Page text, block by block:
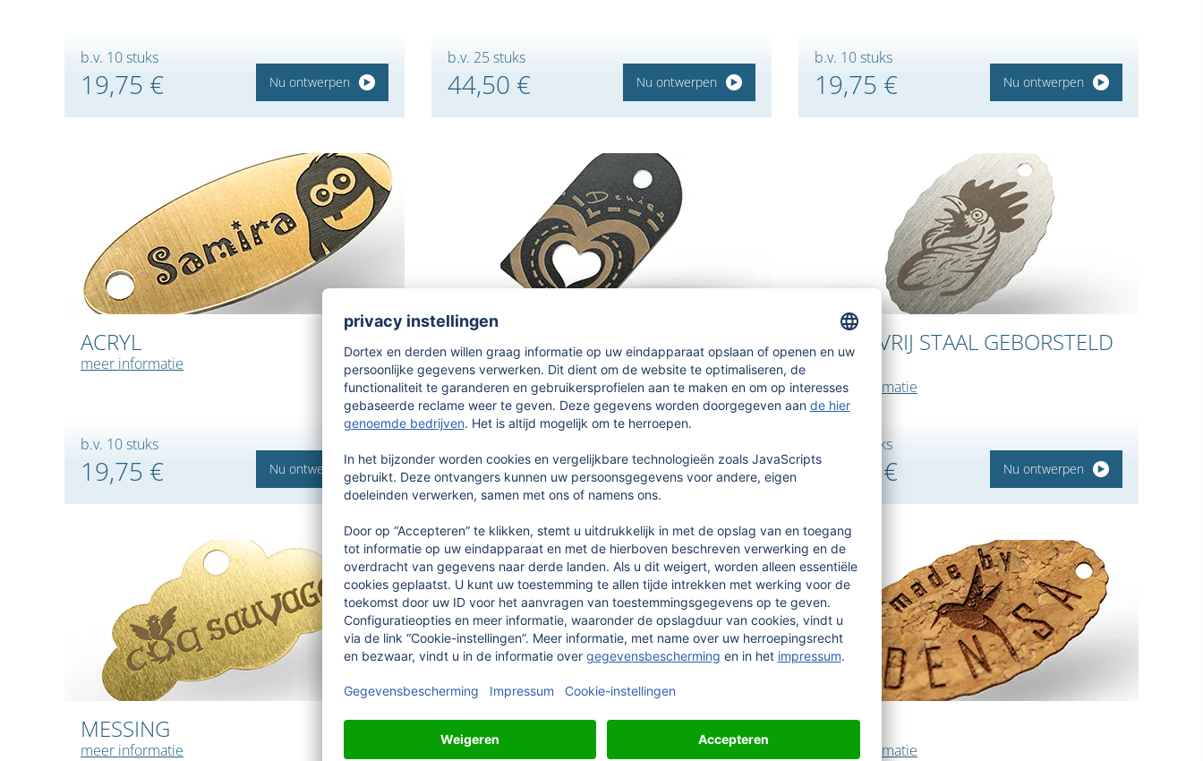
b.v. 10 stuks
19,75 € Nu ontwerpen
b.v. 25 stuks
44,50 € Nu ontwerpen
b.v. 10 stuks
19,75 € Nu ontwerpen
ACRYL
meer informatie
b.v. 10 stuks
19,75 € Nu ontwerpen
ROESTVRIJ STAAL (RVS)
TITANFINISH
meer informatie
29,65 € Nu ontwerpen
ROESTVRIJ STAAL GEBORSTELD
(RVS)
meer informatie
b.v. 10 stuks
29,65 € Nu ontwerpen
MESSING
meer informatie
BRONS ANTIEK
meer informatie
KURK
meer informatie